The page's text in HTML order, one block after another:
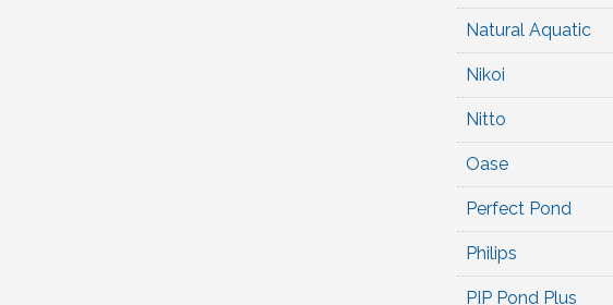
Natural Aquatic
Nikoi
Nitto
Oase
Perfect Pond
Philips
PIP Pond Plus